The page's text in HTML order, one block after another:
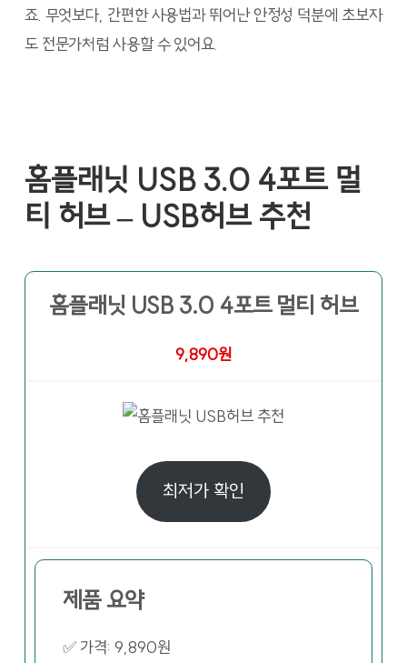
죠. 무엇보다, 간편한 사용법과 뛰어난 안정성 덕분에 초보자
도 전문가처럼 사용할 수 있어요.
홈플래닛 USB 3.0 4포트 멀
티 허브 – USB허브 추천
홈플래닛 USB 3.0 4포트 멀티 허브
9,890원
최저가 확인
제품 요약
✅ 가격: 9,890원